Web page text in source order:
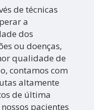
de técnicas
a
dos
ou doenças,
qualidade de
contamos com
altamente
de última
pacientes